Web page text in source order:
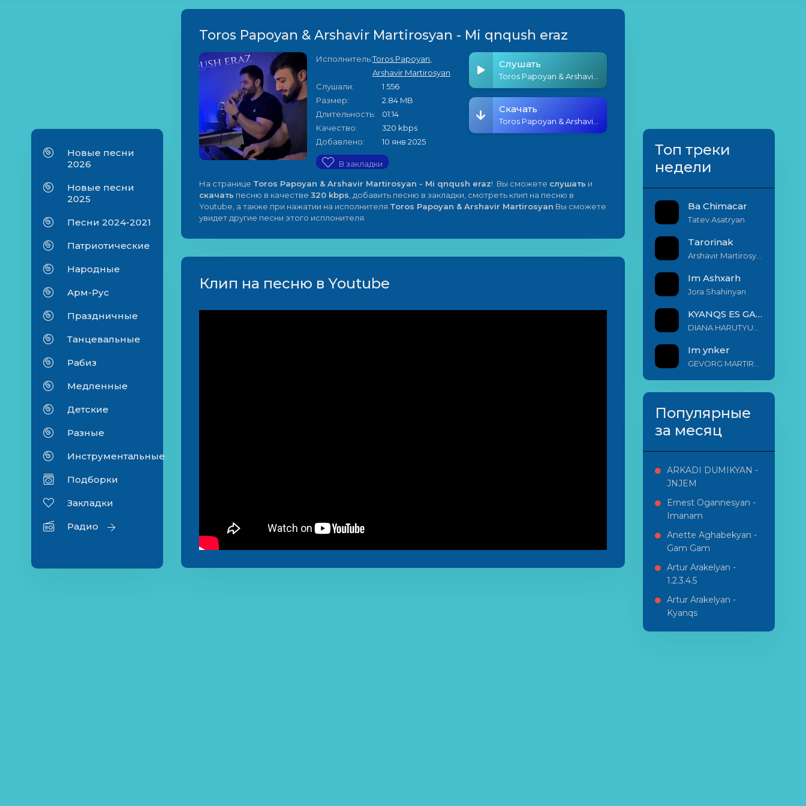
Новые песни
2026
Новые песни
2025
Песни 2024-2021
Патриотические
Народные
Арм-Рус
Праздничные
Танцевальные
Рабиз
Медленные
Детские
Разные
Инструментальные
Подборки
Закладки
Радио
Toros Papoyan & Arshavir Martirosyan - Mi qnqush eraz
Исполнитель:Toros Papoyan
Arshavir Martirosyan
Слушали:
1 556
Размер:
2.84 MB
Длительность:
01:14
Качество:
320 kbps
Добавлено:
10 янв 2025
В закладки
Слушать
Скачать
На странице Toros Papoyan & Arshavir Martirosyan - Mi qnqush eraz!. Вы сможете слушать и
скачать песню в качестве 320 kbps , добавить песню в закладки, смотреть клип на песню в
Youtube, а также при нажатии на исполнителя Toros Papoyan & Arshavir Martirosyan Вы сможете
увидет другие песни этого исплонителя.
Клип на песню в Youtube
Топ треки
недели
Ba Chimacar
Tatev Asatryan
Tarorinak
Im Ashxarh
Jora Shahinyan
KYANQS ES GALIS EM
Im ynker
Популярные
за месяц
ARKADI DUMIKYAN -
JNJEM
Ernest Ogannesyan -
Imanam
Anette Aghabekyan -
Gam Gam
Artur Arakelyan -
1.2.3.4.5
Artur Arakelyan -
Kyanqs